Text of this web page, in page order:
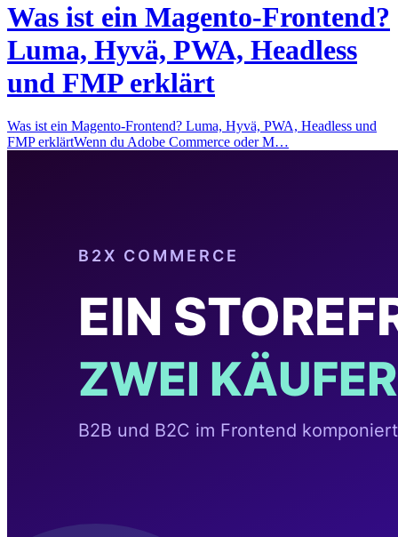
Was ist ein Magento-Frontend?
Luma, Hyvä, PWA, Headless
und FMP erklärt
Was ist ein Magento-Frontend? Luma, Hyvä, PWA, Headless und
FMP erklärtWenn du Adobe Commerce oder M…